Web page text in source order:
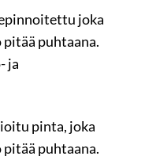
joka
puhtaana.
ja
pinta, joka
puhtaana.